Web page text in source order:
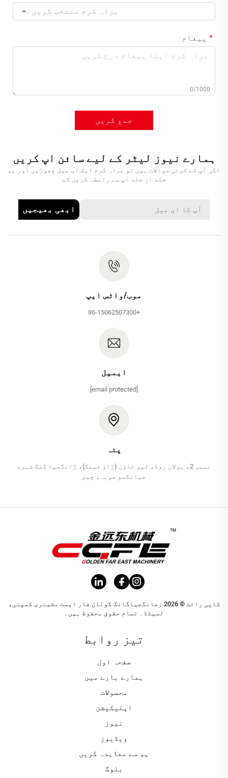
براہ کرم منتخب کریں۔
پیغام
0/1000
جمع کریں
ہمارے نیوز لیٹر کے لیے سائن اپ کریں
اگر آپ کے کوئی سوالات ہیں تو براہ کرم ایک ای میل چھوڑیں اور ہم
جلد از جلد آپ سے رابطہ کریں گے
ابھی بھیجیں
موب/واٹس ایپ
+86-15062507300
ایمیل
پتہ
نمبر 2، یولان روڈ، لیو ٹاؤن (ژاؤ فینگ)، ژانگجیا گنگ شہر،
جیانگسو صوبہ، چین
کاپی رائٹ © 2026 زھانگجیاگانگ گولڈن فار ایسٹ مشینری کمپنی،
لمیٹڈ۔ تمام حقوق محفوظ ہیں۔
تیز روابط
صفحہ اول
ہمارے بارے میں
محصولات
اپلیکیشن
نیوز
ویڈیوز
ہم سے معاہدہ کریں
بلوگ